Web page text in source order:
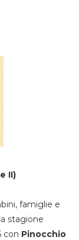
II)
famiglie e
stagione
con Pinocchio